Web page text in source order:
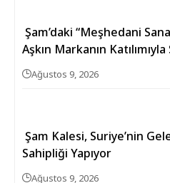
Şam’daki “Meşhedani
Aşkın Markanın
Ağustos 9, 2026
Şam Kalesi, Suriye’nin
Sahipliği Yapıyor
Ağustos 9, 2026